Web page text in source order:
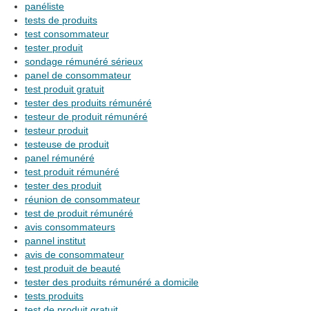
panéliste
tests de produits
test consommateur
tester produit
sondage rémunéré sérieux
panel de consommateur
test produit gratuit
tester des produits rémunéré
testeur de produit rémunéré
testeur produit
testeuse de produit
panel rémunéré
test produit rémunéré
tester des produit
réunion de consommateur
test de produit rémunéré
avis consommateurs
pannel institut
avis de consommateur
test produit de beauté
tester des produits rémunéré a domicile
tests produits